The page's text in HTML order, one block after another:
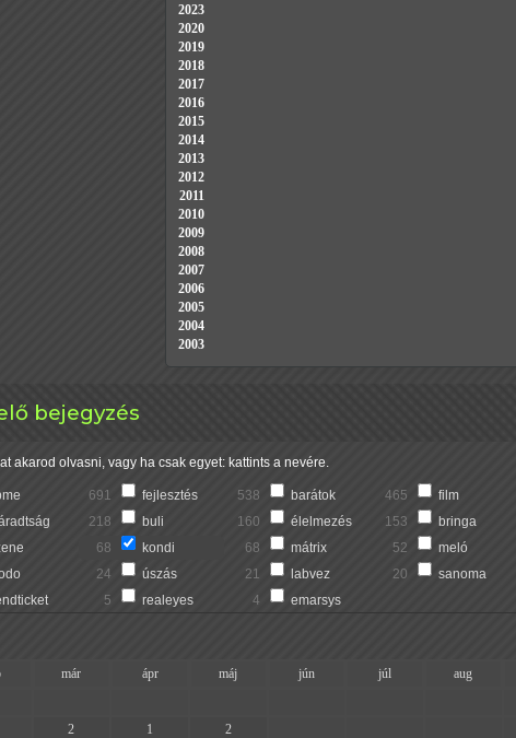
bejegyzés
akarod olvasni, vagy ha csak egyet: kattints a nevére.
691 fejlesztés 538 barátok 465 film
218 buli 160 élelmezés 153 bringa
68 kondi 68 mátrix 52 meló
24 úszás 21 labvez 20 sanoma
5 realeyes 4
emarsys
már ápr máj jún júl aug
2 1 2
2023
2020
2019
2018
2017
2016
2015
2014
2013
2012
2011
2010
2009
2008
2007
2006
2005
2004
2003